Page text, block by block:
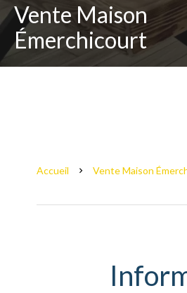
Vente Maison
Émerchicourt
Accueil Vente Maison